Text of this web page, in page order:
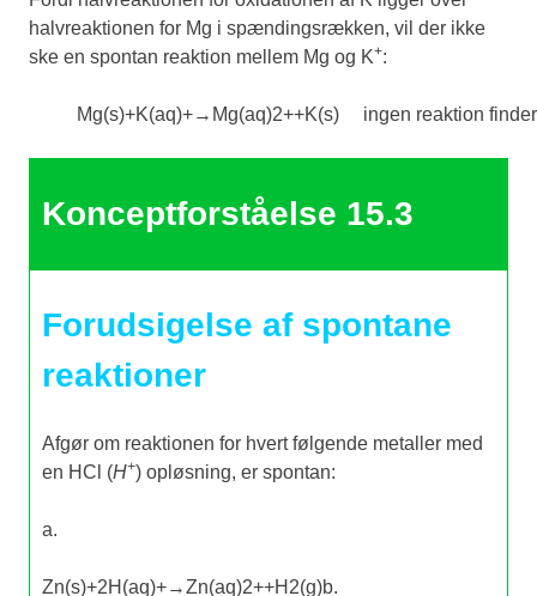
halvreaktionen for Mg i spændingsrækken, vil der ikke
ske en spontan reaktion mellem Mg og K+:
Mg(s)+K(aq)+→ Mg(aq)2++K(s) ingen reaktion finder
Konceptforståelse 15.3
Forudsigelse af spontane
reaktioner
Afgør om reaktionen for hvert følgende metaller med
en HCl (H+) opløsning, er spontan:
a.
Zn(s)+2H (aq)+→Zn(aq)2++H 2(g)b.